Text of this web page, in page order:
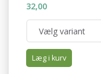
32,00
Læg i kurv